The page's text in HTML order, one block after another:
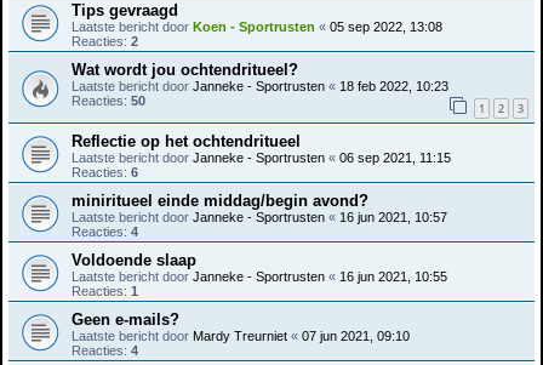
Tips gevraagd
Laatste bericht door Koen - Sportrusten « 05 sep 2022, 13:08
Reacties: 2
Wat wordt jou ochtendritueel?
Laatste bericht door Janneke - Sportrusten « 18 feb 2022, 10:23
Reacties: 50 1 2 3
Reflectie op het ochtendritueel
Laatste bericht door Janneke - Sportrusten « 06 sep 2021, 11:15
Reacties: 6
miniritueel einde middag/begin avond?
Laatste bericht door Janneke - Sportrusten « 16 jun 2021, 10:57
Reacties: 4
Voldoende slaap
Laatste bericht door Janneke - Sportrusten « 16 jun 2021, 10:55
Reacties: 1
Geen e-mails?
Laatste bericht door Mardy Treurniet « 07 jun 2021, 09:10
Reacties: 4